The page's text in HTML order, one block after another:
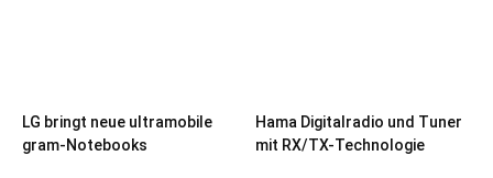
LG bringt neue ultramobile
gram-Notebooks
Hama Digitalradio und Tuner
mit RX/TX-Technologie